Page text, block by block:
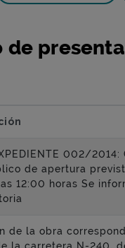
de
002/
de apertura
12:00 horas Se
de la obra